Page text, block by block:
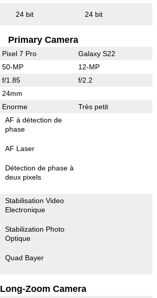
24 bit 24 bit
Primary Camera
Pixel 7 Pro Galaxy S22
50-MP 12-MP
f/1.85 f/2.2
24mm
Enorme Très petit
AF à détection de
phase
AF Laser
Détection de phase à
deux pixels
Stabilisation Video
Electronique
Stabilization Photo
Optique
Quad Bayer
Long-Zoom Camera